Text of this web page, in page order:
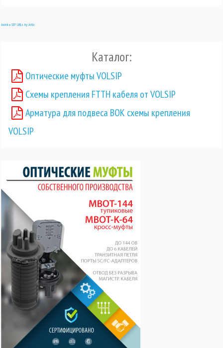
Joomla SEF URLs by Artio
Каталог:
Оптические муфты VOLSIP
Схемы крепления FTTH кабеля от VOLSIP
Арматура для подвеса ВОК схемы крепления
VOLSIP